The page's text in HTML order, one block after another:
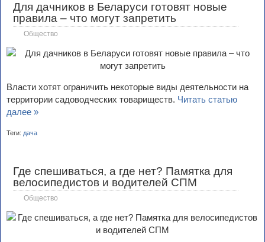
Для дачников в Беларуси готовят новые
правила – что могут запретить
Общество
Власти хотят ограничить некоторые виды деятельности на
территории садоводческих товариществ. Читать статью
далее »
Теги: дача
Где спешиваться, а где нет? Памятка для
велосипедистов и водителей СПМ
Общество